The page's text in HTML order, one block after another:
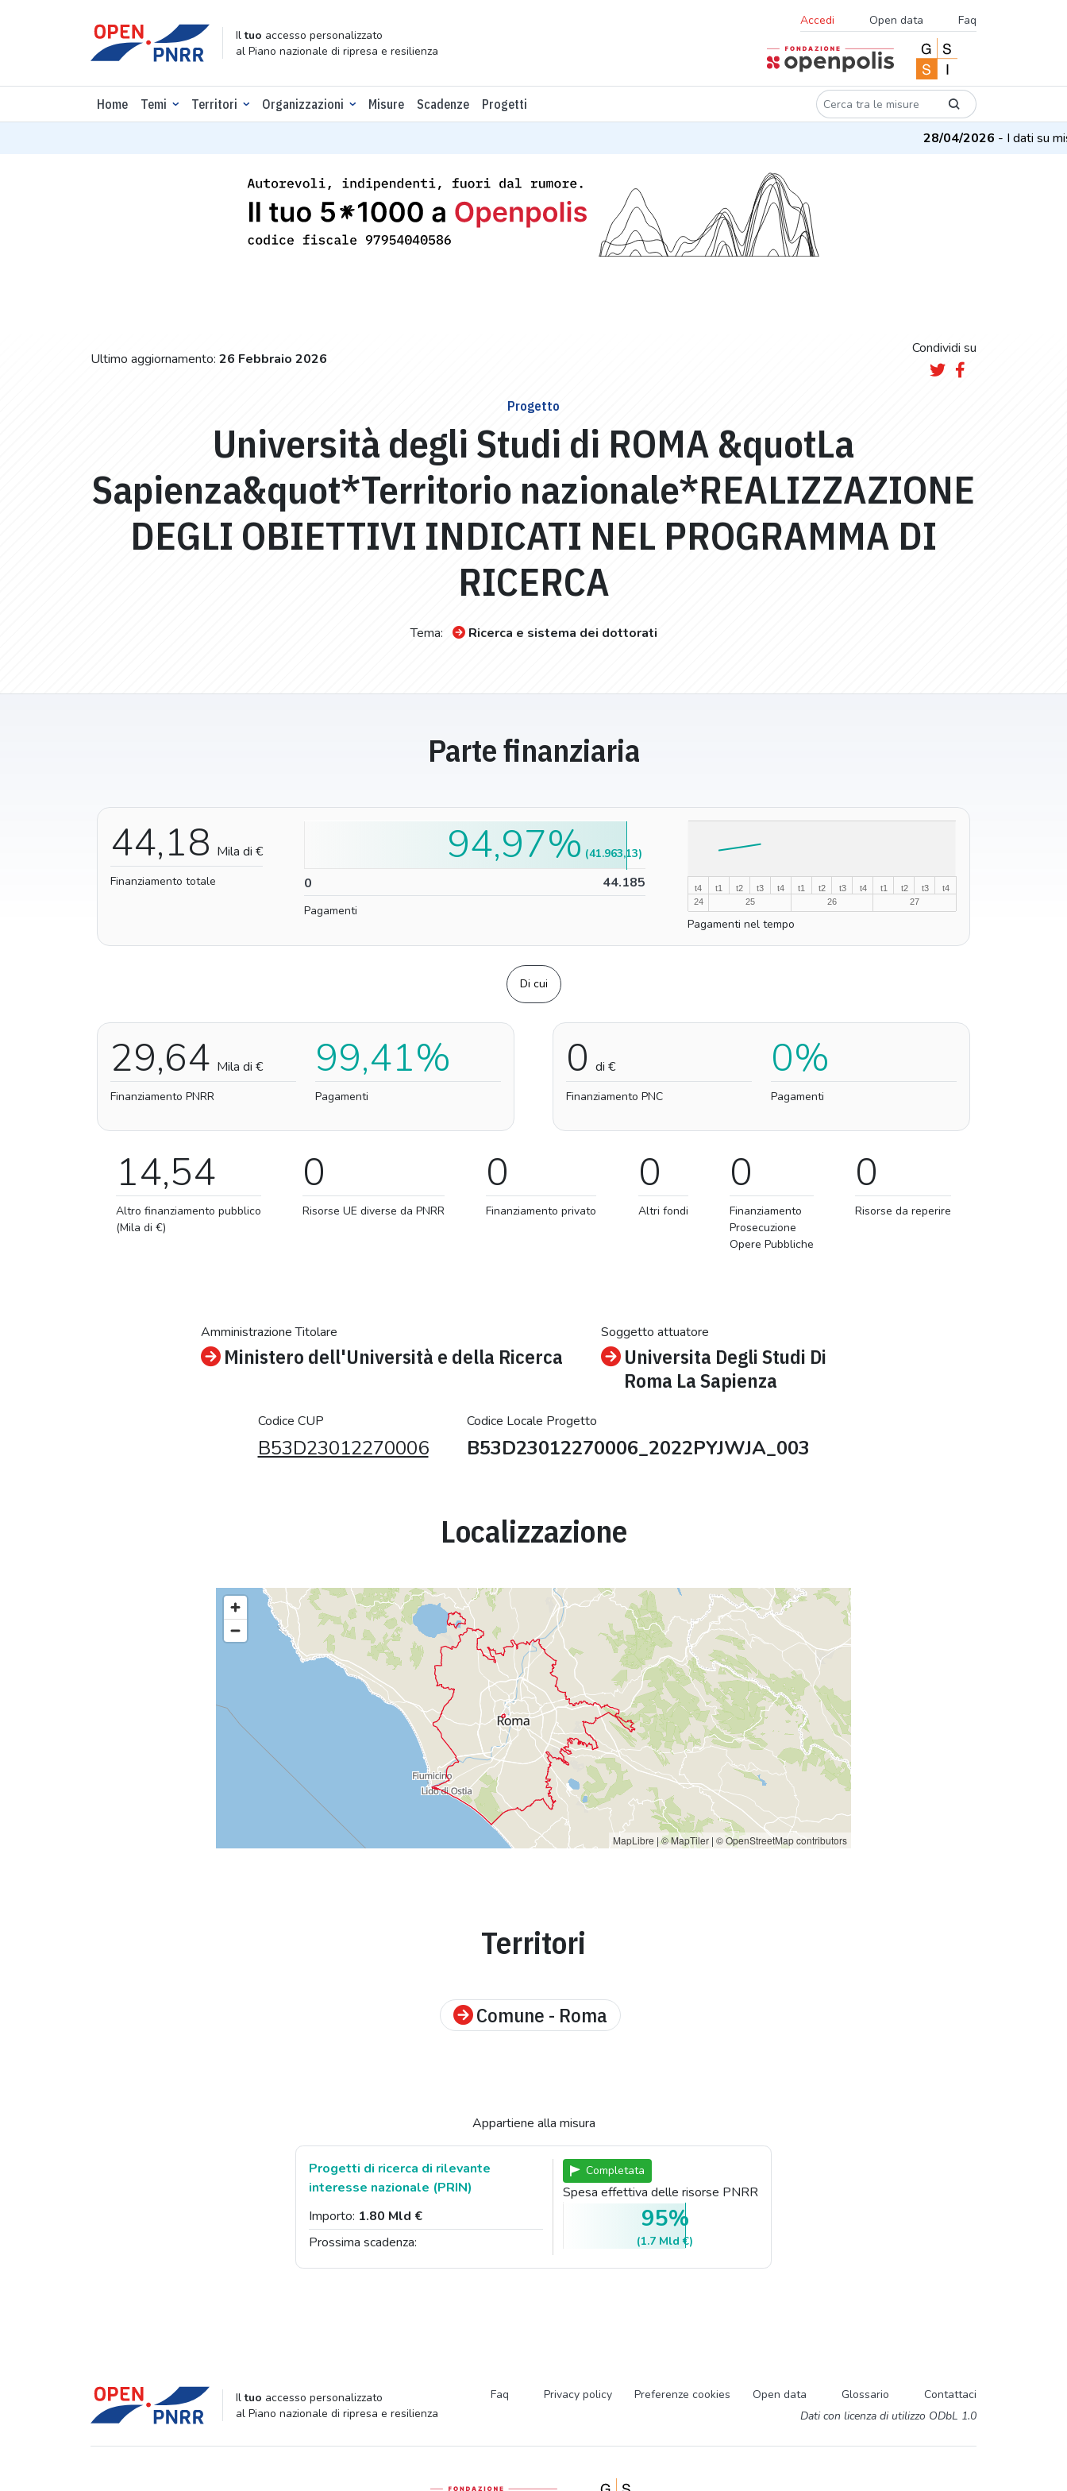
Iltuo accesso personalizzato
al Piano nazionale di ripresa e resilienza
Accedi Open data Faq
Home Temi Territori Organizzazioni Misure Scadenze Progetti
28/04/2026- I dati su
Ultimo aggiornamento: 26 Febbraio 2026
Condividi su
Progetto
Università degli Studi di ROMA &quotLa
Sapienza&quot*Territorio nazionale*REALIZZAZIONE
DEGLI OBIETTIVI INDICATI NEL PROGRAMMA DI
RICERCA
Tema: Ricerca e sistema dei dottorati
Parte finanziaria
44,18 Mila di €
Finanziamento totale 0 44.185
94,97% (41.963,13)
Pagamenti
t4
24
t1
25
t2 t3 t4
t1
26
t2 t3 t4
t1
27
t2 t3 t4
Pagamenti nel tempo
Di cui
29,64 Mila di €
Finanziamento PNRR
99,41%
Pagamenti
0 di €
Finanziamento PNC
0%
Pagamenti
14,54
Altro finanziamento pubblico
(Mila di €)
0
Risorse UE diverse da PNRR
0
Finanziamento privato
0
Altri fondi
0
Finanziamento
Prosecuzione
Opere Pubbliche
0
Risorse da reperire
Amministrazione Titolare
Ministero dell'Università e della Ricerca
Soggetto attuatore
Universita Degli Studi Di
Roma La Sapienza
Codice CUP
B53D23012270006
Codice Locale Progetto
B53D23012270006_2022PYJWJA_003
Localizzazione
MapLibre |© MapTiler | © OpenStreetMap contributors
Territori
Comune - Roma
Appartiene alla misura
Progetti di ricerca di rilevante
interesse nazionale (PRIN)
Importo: 1.80 Mld €
Prossima scadenza:
Completata
Spesa effettiva delle risorse PNRR
95%
(1.7 Mld €)
Iltuo accesso personalizzato
al Piano nazionale di ripresa e resilienza
Faq Privacy policy Preferenze cookies Open data Glossario
Contattaci
Dati con licenza di utilizzo ODbL 1.0